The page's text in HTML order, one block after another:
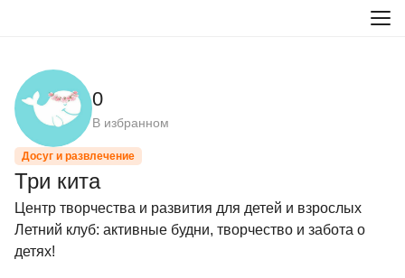
0
В избранном
Досуг и развлечение
Три кита
Центр творчества и развития для детей и взрослых
Летний клуб: активные будни, творчество и забота о
детях!